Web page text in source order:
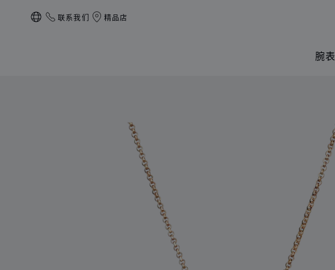
本地化（更改国家/地区）
联系我们 精品店
腕表